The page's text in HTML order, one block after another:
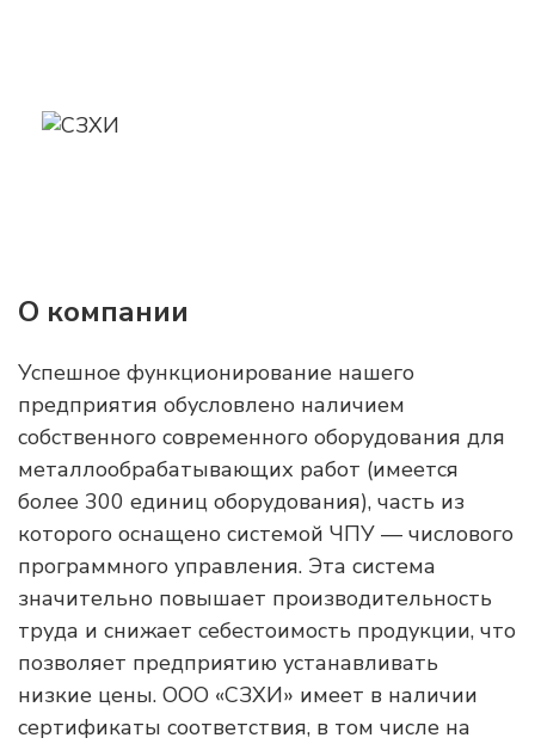
О компании
Успешное функционирование нашего
предприятия обусловлено наличием
собственного современного оборудования для
металлообрабатывающих работ (имеется
более 300 единиц оборудования), часть из
которого оснащено системой ЧПУ — числового
программного управления. Эта система
значительно повышает производительность
труда и снижает себестоимость продукции, что
позволяет предприятию устанавливать
низкие цены. ООО «СЗХИ» имеет в наличии
сертификаты соответствия, в том числе на